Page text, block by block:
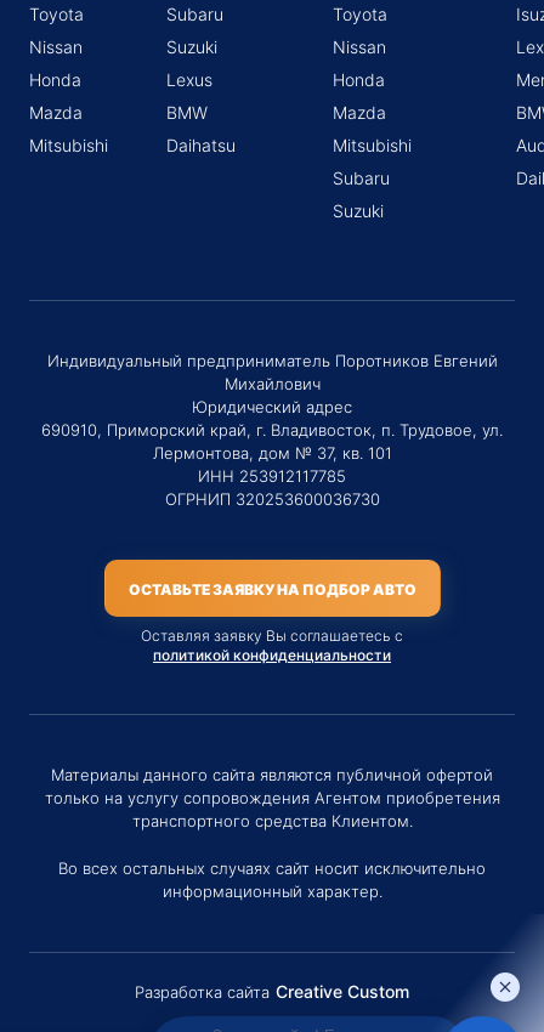
Toyota
Nissan
Honda
Mazda
Mitsubishi
Subaru
Suzuki
Lexus
BMW
Daihatsu
Toyota
Nissan
Honda
Mazda
Mitsubishi
Subaru
Suzuki
Индивидуальный предприниматель Поротников Евгений
Михайлович
Юридический адрес
690910, Приморский край, г. Владивосток, п. Трудовое, ул.
Лермонтова, дом № 37, кв. 101
ИНН 253912117785
ОГРНИП 320253600036730
ОСТАВЬТЕ ЗАЯВКУ НА ПОДБОР АВТО
Оставляя заявку Вы соглашаетесь с
политикой конфиденциальности
Материалы данного сайта являются публичной офертой
только на услугу сопровождения Агентом приобретения
транспортного средства Клиентом.
Во всех остальных случаях сайт носит исключительно
информационный характер.
Разработка сайта Creative Custom